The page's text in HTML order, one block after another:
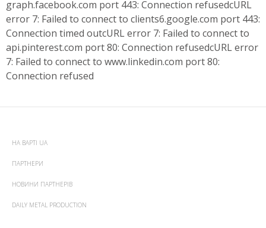
graph.facebook.com port 443: Connection refusedcURL
error 7: Failed to connect to clients6.google.com port 443:
Connection timed outcURL error 7: Failed to connect to
api.pinterest.com port 80: Connection refusedcURL error
7: Failed to connect to www.linkedin.com port 80:
Connection refused
НА ВАРТІ UA
ПАРТНЕРИ
НОВИНИ ПАРТНЕРІВ
DAILY METAL PRODUCTION